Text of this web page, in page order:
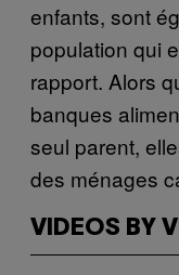
enfants, sont
population qui
rapport. Alors
banques
seul parent,
des ménages
VIDEOS BY